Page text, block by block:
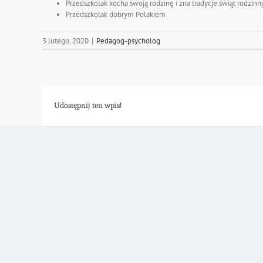
Przedszkolak kocha swoją rodzinę i zna tradycje świąt
Przedszkolak dobrym Polakiem
3 lutego, 2020 | Pedagog-psycholog
Udostępnij ten wpis!